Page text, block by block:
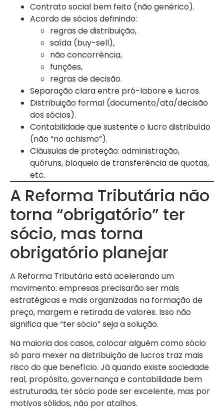
Contrato social bem feito (não genérico).
Acordo de sócios definindo:
regras de distribuição,
saída (buy-sell),
não concorrência,
funções,
regras de decisão.
Separação clara entre pró-labore e lucros.
Distribuição formal (documento/ata/decisão
dos sócios).
Contabilidade que sustente o lucro distribuído
(não “no achismo”).
Cláusulas de proteção: administração,
quóruns, bloqueio de transferência de quotas,
etc.
A Reforma Tributária não
torna “obrigatório” ter
sócio, mas torna
obrigatório planejar
A Reforma Tributária está acelerando um
movimento: empresas precisarão ser mais
estratégicas e mais organizadas na formação de
preço, margem e retirada de valores. Isso não
significa que “ter sócio” seja a solução.
Na maioria dos casos, colocar alguém como sócio
só para mexer na distribuição de lucros traz mais
risco do que benefício. Já quando existe sociedade
real, propósito, governança e contabilidade bem
estruturada, ter sócio pode ser excelente, mas por
motivos sólidos, não por atalhos.